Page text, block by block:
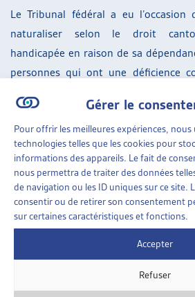
Gérer le
Pour offrir les meilleures expériences, nous
technologies telles que les cookies pour
informations des appareils. Le fait de
nous permettra de traiter des données
de navigation ou les ID uniques sur ce site.
consentir ou de retirer son consentement
sur certaines caractéristiques et fonctions.
Accepter
Refuser
Le Tribunal fédéral a eu
naturaliser selon le droit
handicapée en raison de sa
personnes qui ont une déficience
L’exigence de l’indépendance
spécifique les personnes qui
Ainsi le Tribunal fédéral a jugé
constitue une discrimination
personnes et doit être
prépondérant et respecter le
En l’espèce, la personne avait 22
ans en Suisse comme admise